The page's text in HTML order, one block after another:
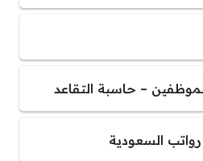
– حاسبة التقاعد
السعودية